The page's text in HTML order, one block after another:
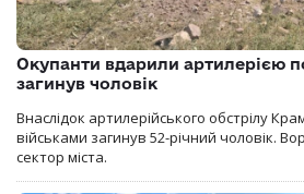
Окупанти вдарили артилерією
загинув чоловік
Внаслідок артилерійського обстрілу
військами загинув 52-річний чоловік.
сектор міста.